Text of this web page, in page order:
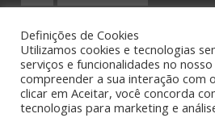
Copyright 2015 CanalMT - Todos os
Definições de Cookies
Utilizamos cookies e tecnologias
serviços e funcionalidades no
compreender a sua interação com
clicar em Aceitar, você concorda
tecnologias para marketing e